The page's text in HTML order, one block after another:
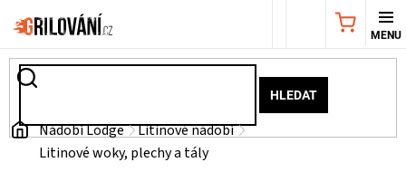
na
HLEDAT
NÁKUPNÍ
AKČNÍ
NABÍDKA
Domů
Nádobí Lodge
Litinové nádobí
Litinové woky, plechy a tály